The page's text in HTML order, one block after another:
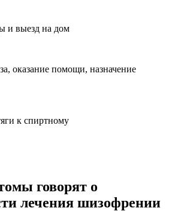
и выезд на дом
оказание помощи, назначение
к спиртному
говорят о
лечения шизофрении